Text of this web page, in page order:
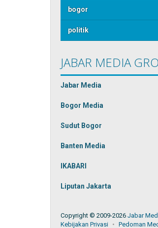
bogor
politik
JABAR MEDIA
Jabar Media
Bogor Media
Sudut Bogor
Banten Media
IKABARI
Liputan Jakarta
Copyright © 2009-2026Jabar
Kebijakan Privasi
Pedoman